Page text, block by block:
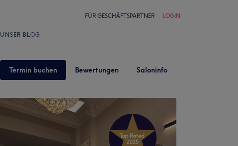
FÜR GESCHÄFTSPARTNER LOGIN
UNSER BLOG
Termin buchen Bewertungen Saloninfo